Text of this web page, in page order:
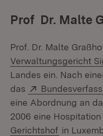
Prof Dr. Malte
Prof. Dr. Malte
Verwaltungsgericht
Landes ein. Nach
das
Extern:
eine Abordnung an
2006 eine Hospitation
Gerichtshof (Öffnet in
in